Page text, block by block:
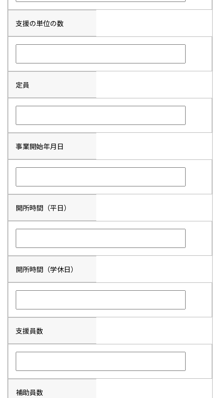
支援の単位の数
定員
事業開始年月日
開所時間（平日）
開所時間（学休日）
支援員数
補助員数